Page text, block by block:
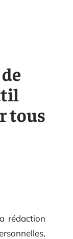
tous
rédaction